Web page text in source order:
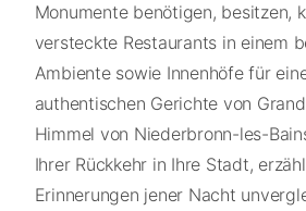
Monumente benötigen, besitzen,
versteckte Restaurants in einem
Ambiente sowie Innenhöfe für
authentischen Gerichte von
Himmel von Niederbronn-les-
Ihrer Rückkehr in Ihre Stadt,
Erinnerungen jener Nacht